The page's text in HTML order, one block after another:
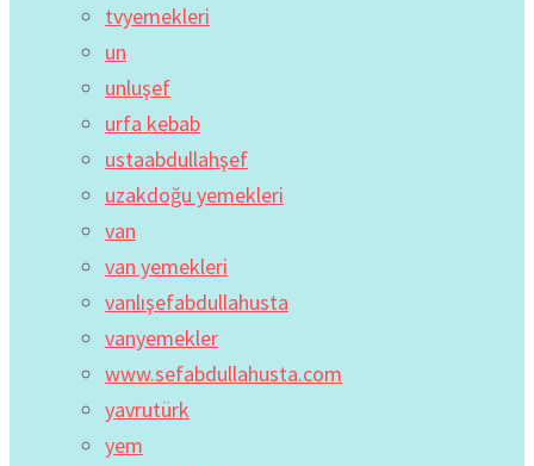
tvyemekleri
un
unluşef
urfa kebab
ustaabdullahşef
uzakdoğu yemekleri
van
van yemekleri
vanlışefabdullahusta
vanyemekler
www.sefabdullahusta.com
yavrutürk
yem